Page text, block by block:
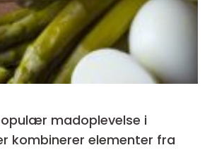
madoplevelse i
kombinerer elementer fra